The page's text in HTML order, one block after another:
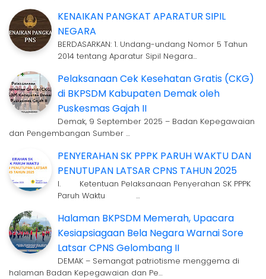
KENAIKAN PANGKAT APARATUR SIPIL
NEGARA
BERDASARKAN: 1. Undang-undang Nomor 5 Tahun
2014 tentang Aparatur Sipil Negara…
Pelaksanaan Cek Kesehatan Gratis (CKG)
di BKPSDM Kabupaten Demak oleh
Puskesmas Gajah II
Demak, 9 September 2025 – Badan Kepegawaian
dan Pengembangan Sumber …
PENYERAHAN SK PPPK PARUH WAKTU DAN
PENUTUPAN LATSAR CPNS TAHUN 2025
I. Ketentuan Pelaksanaan Penyerahan SK PPPK
Paruh Waktu …
Halaman BKPSDM Memerah, Upacara
Kesiapsiagaan Bela Negara Warnai Sore
Latsar CPNS Gelombang II
DEMAK – Semangat patriotisme menggema di
halaman Badan Kepegawaian dan Pe…